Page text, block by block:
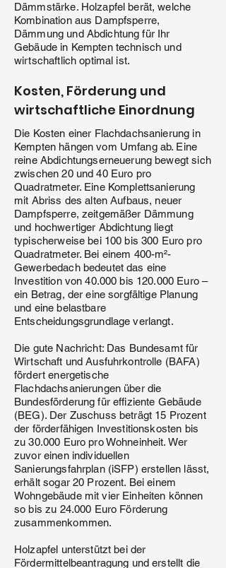
Dämmstärke. Holzapfel berät, welche
Kombination aus Dampfsperre,
Dämmung und Abdichtung für Ihr
Gebäude in Kempten technisch und
wirtschaftlich optimal ist.
Kosten, Förderung und
wirtschaftliche Einordnung
Die Kosten einer Flachdachsanierung in
Kempten hängen vom Umfang ab. Eine
reine Abdichtungserneuerung bewegt sich
zwischen 20 und 40 Euro pro
Quadratmeter. Eine Komplettsanierung
mit Abriss des alten Aufbaus, neuer
Dampfsperre, zeitgemäßer Dämmung
und hochwertiger Abdichtung liegt
typischerweise bei 100 bis 300 Euro pro
Quadratmeter. Bei einem 400-m²-
Gewerbedach bedeutet das eine
Investition von 40.000 bis 120.000 Euro –
ein Betrag, der eine sorgfältige Planung
und eine belastbare
Entscheidungsgrundlage verlangt.
Die gute Nachricht: Das Bundesamt für
Wirtschaft und Ausfuhrkontrolle (BAFA)
fördert energetische
Flachdachsanierungen über die
Bundesförderung für effiziente Gebäude
(BEG). Der Zuschuss beträgt 15 Prozent
der förderfähigen Investitionskosten bis
zu 30.000 Euro pro Wohneinheit. Wer
zuvor einen individuellen
Sanierungsfahrplan (iSFP) erstellen lässt,
erhält sogar 20 Prozent. Bei einem
Wohngebäude mit vier Einheiten können
so bis zu 24.000 Euro Förderung
zusammenkommen.
Holzapfel unterstützt bei der
Fördermittelbeantragung und erstellt die